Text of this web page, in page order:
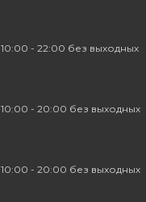
10:00 - 22:00 без выходных
10:00 - 20:00 без выходных
10:00 - 20:00 без выходных